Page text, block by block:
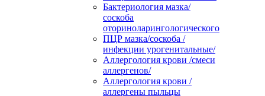
Бактериология мазка/
соскоба
оториноларингологического
ПЦР мазка/соскоба /
инфекции урогенитальные/
Аллергология крови /смеси
аллергенов/
Аллергология крови /
аллергены пыльцы